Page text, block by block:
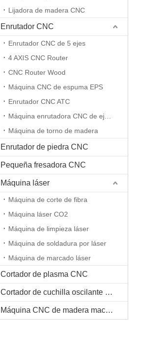
Lijadora de madera CNC
Enrutador CNC
Enrutador CNC de 5 ejes
4 AXIS CNC Router
CNC Router Wood
Máquina CNC de espuma EPS
Enrutador CNC ATC
Máquina de torno de madera
Enrutador de piedra CNC
Pequeña fresadora CNC
Máquina láser
Máquina de corte de fibra
Máquina láser CO2
Máquina de limpieza láser
Máquina de soldadura por láser
Máquina de marcado láser
Cortador de plasma CNC
Cortador de cuchilla oscilante CNC
Máquina CNC de madera maciza